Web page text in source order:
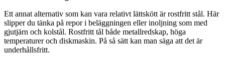
Ett annat alternativ som kan vara relativt lättskött är rostfritt stål. Här
slipper du tänka på repor i beläggningen eller inoljning som med
gjutjärn och kolstål. Rostfritt tål både metallredskap, höga
temperaturer och diskmaskin. På så sätt kan man säga att det är
underhållsfritt.